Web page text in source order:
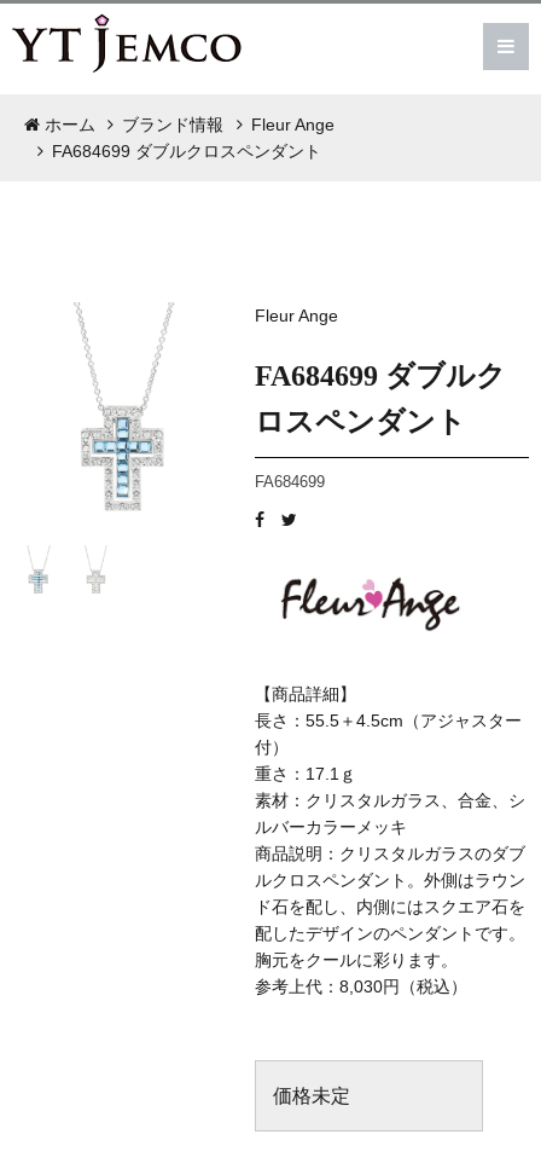
ホーム ブランド情報
Fleur Ange
FA684699 ダブルクロスペンダント
Fleur Ange
FA684699 ダブルク
ロスペンダント
FA684699
【商品詳細】
長さ：55.5＋4.5cm（アジャスター
付）
重さ：17.1ｇ
素材：クリスタルガラス、合金、シ
ルバーカラーメッキ
商品説明：クリスタルガラスのダブ
ルクロスペンダント。外側はラウン
ド石を配し、内側にはスクエア石を
配したデザインのペンダントです。
胸元をクールに彩ります。
参考上代：8,030円（税込）
価格未定